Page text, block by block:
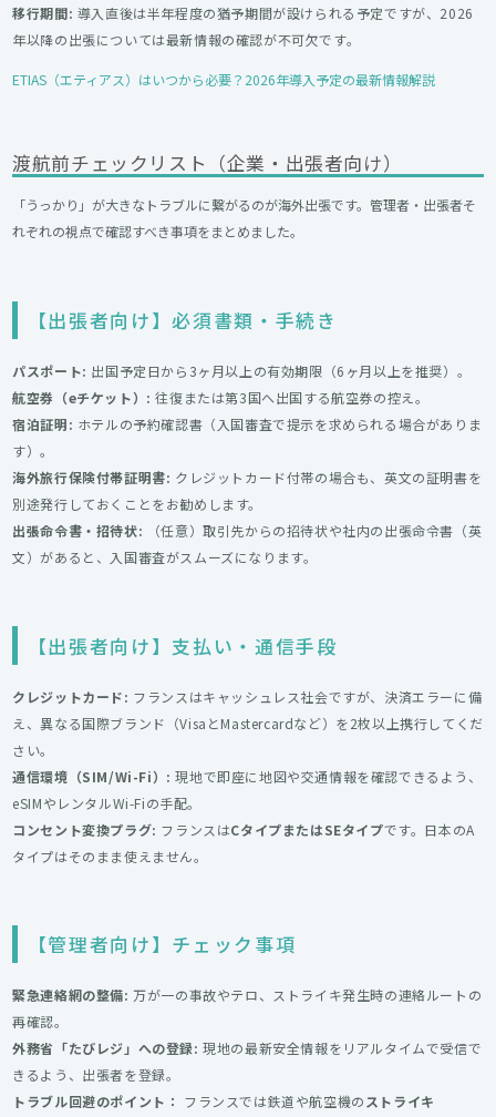
移行期間: 導入直後は半年程度の猶予期間が設けられる予定ですが、2026
年以降の出張については最新情報の確認が不可欠です。
ETIAS（エティアス）はいつから必要？2026年導入予定の最新情報解説
渡航前チェックリスト（企業・出張者向け）
「うっかり」が大きなトラブルに繋がるのが海外出張です。管理者・出張者そ
れぞれの視点で確認すべき事項をまとめました。
【出張者向け】必須書類・手続き
パスポート: 出国予定日から3ヶ月以上の有効期限（6ヶ月以上を推奨）。
航空券（eチケット）: 往復または第3国へ出国する航空券の控え。
宿泊証明: ホテルの予約確認書（入国審査で提示を求められる場合がありま
す）。
海外旅行保険付帯証明書: クレジットカード付帯の場合も、英文の証明書を
別途発行しておくことをお勧めします。
出張命令書・招待状: （任意）取引先からの招待状や社内の出張命令書（英
文）があると、入国審査がスムーズになります。
【出張者向け】支払い・通信手段
クレジットカード: フランスはキャッシュレス社会ですが、決済エラーに備
え、異なる国際ブランド（VisaとMastercardなど）を2枚以上携行してくだ
さい。
通信環境（SIM/Wi-Fi）: 現地で即座に地図や交通情報を確認できるよう、
eSIMやレンタルWi-Fiの手配。
コンセント変換プラグ: フランスはCタイプまたはSEタイプです。日本のA
タイプはそのまま使えません。
【管理者向け】チェック事項
緊急連絡網の整備: 万が一の事故やテロ、ストライキ発生時の連絡ルートの
再確認。
外務省「たびレジ」への登録: 現地の最新安全情報をリアルタイムで受信で
きるよう、出張者を登録。
トラブル回避のポイント： フランスでは鉄道や航空機の ストライキ